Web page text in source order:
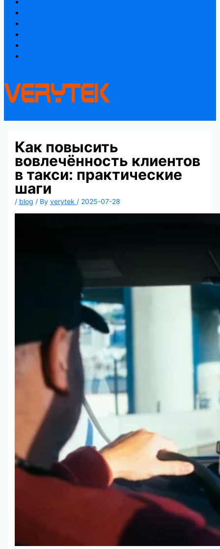
Как повысить
вовлечённость клиентов
в такси: практические
шаги
/ blog / By verytek / 2025-07-28